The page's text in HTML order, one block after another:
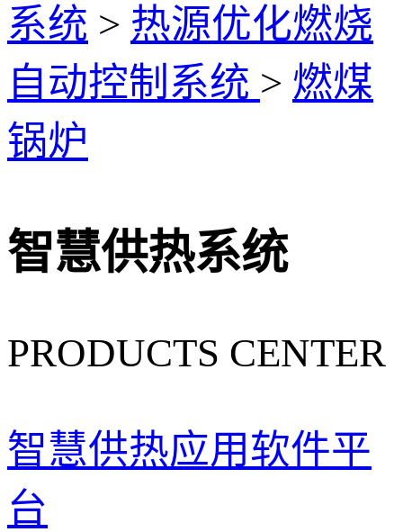
系统 > 热源优化燃烧
自动控制系统 > 燃煤
锅炉
智慧供热系统
PRODUCTS CENTER
智慧供热应用软件平
台